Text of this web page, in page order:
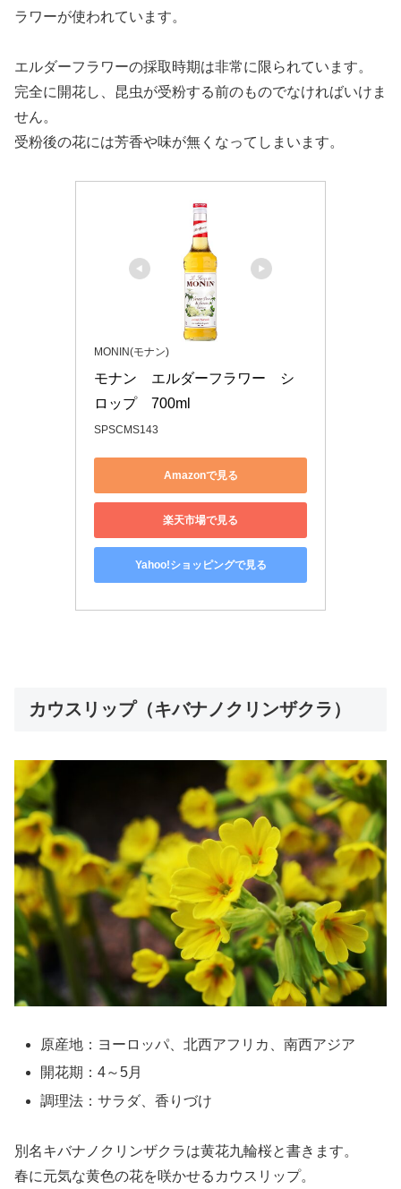
ラワーが使われています。
エルダーフラワーの採取時期は非常に限られています。
完全に開花し、昆虫が受粉する前のものでなければいけま
せん。
受粉後の花には芳香や味が無くなってしまいます。
MONIN(モナン)
モナン　エルダーフラワー　シ
ロップ　700ml
SPSCMS143
Amazonで見る
楽天市場で見る
Yahoo!ショッピングで見る
カウスリップ（キバナノクリンザクラ）
原産地：ヨーロッパ、北西アフリカ、南西アジア
開花期：4～5月
調理法：サラダ、香りづけ
別名キバナノクリンザクラは黄花九輪桜と書きます。
春に元気な黄色の花を咲かせるカウスリップ。